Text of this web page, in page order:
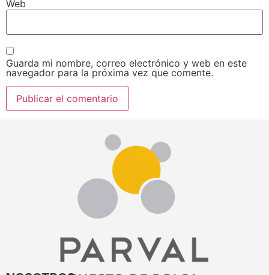
Web
Guarda mi nombre, correo electrónico y web en este
navegador para la próxima vez que comente.